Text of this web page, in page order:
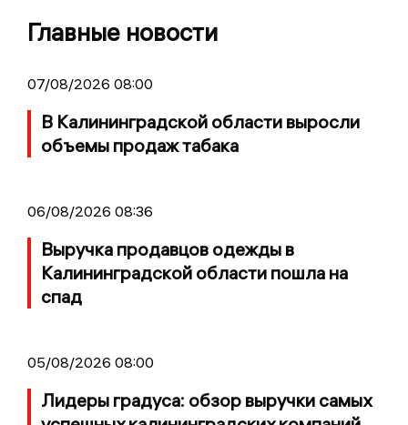
Главные новости
07/08/2026 08:00
В Калининградской области выросли
объемы продаж табака
06/08/2026 08:36
Выручка продавцов одежды в
Калининградской области пошла на
спад
05/08/2026 08:00
Лидеры градуса: обзор выручки самых